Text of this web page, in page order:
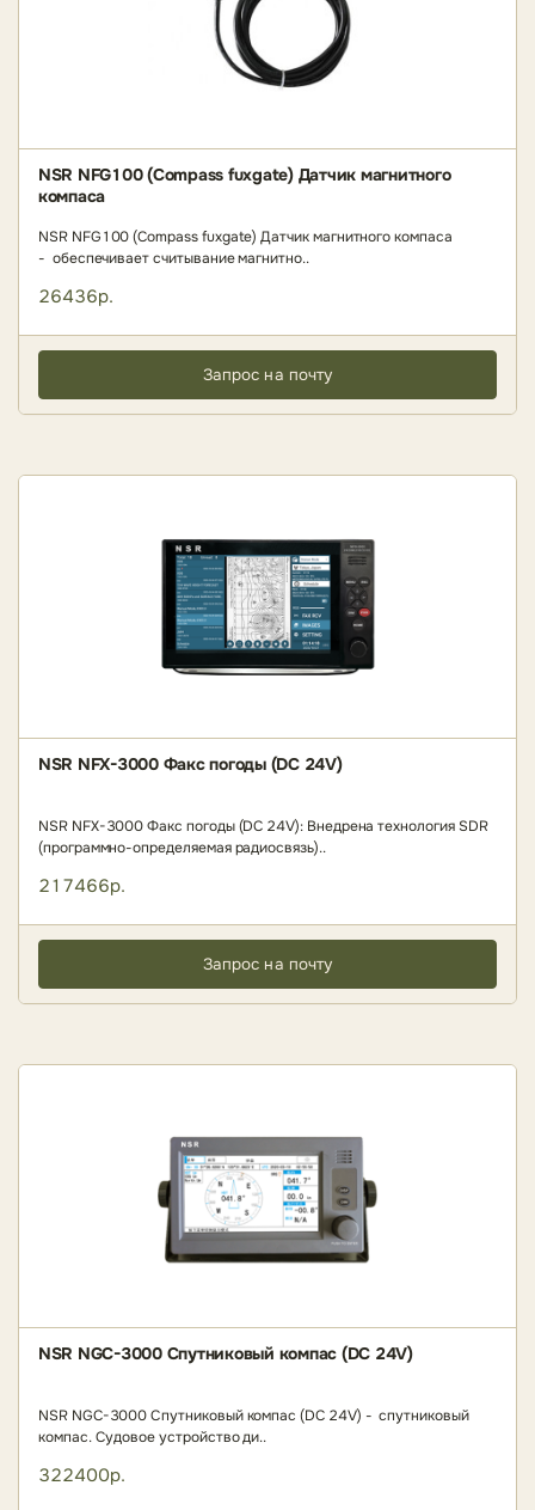
NSR NFG100 (Compass fuxgate) Датчик магнитного
компаса
NSR NFG100 (Compass fuxgate) Датчик магнитного компаса
- обеспечивает считывание магнитно..
26436р.
Запрос на почту
NSR NFX-3000 Факс погоды (DC 24V)
NSR NFX-3000 Факс погоды (DC 24V): Внедрена технология SDR
(программно-определяемая радиосвязь)..
217466р.
Запрос на почту
NSR NGC-3000 Спутниковый компас (DC 24V)
NSR NGC-3000 Спутниковый компас (DC 24V) - спутниковый
компас. Судовое устройство ди..
322400р.